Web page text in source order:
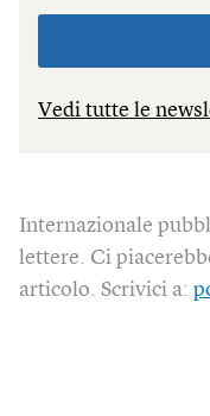
Vedi tutte le
Internazionale
lettere. Ci
articolo. Scrivici a: